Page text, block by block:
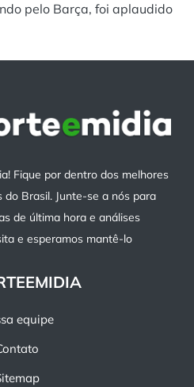
pelo Barça, foi aplaudido
Fique por dentro dos melhores
Brasil. Junte-se a nós para
de última hora e análises
e esperamos mantê-lo
equipe